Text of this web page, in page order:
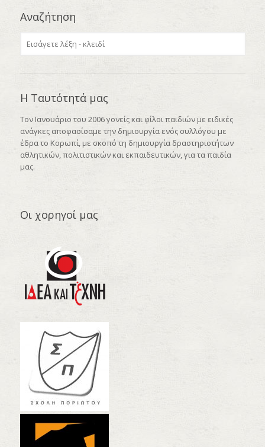
Αναζήτηση
Η Ταυτότητά μας
Τον Ιανουάριο του 2006 γονείς και φίλοι παιδιών με ειδικές
ανάγκες αποφασίσαμε την δημιουργία ενός συλλόγου με
έδρα το Κορωπί, με σκοπό τη δημιουργία δραστηριοτήτων
αθλητικών, πολιτιστικών και εκπαιδευτικών, για τα παιδία
μας.
Οι χορηγοί μας